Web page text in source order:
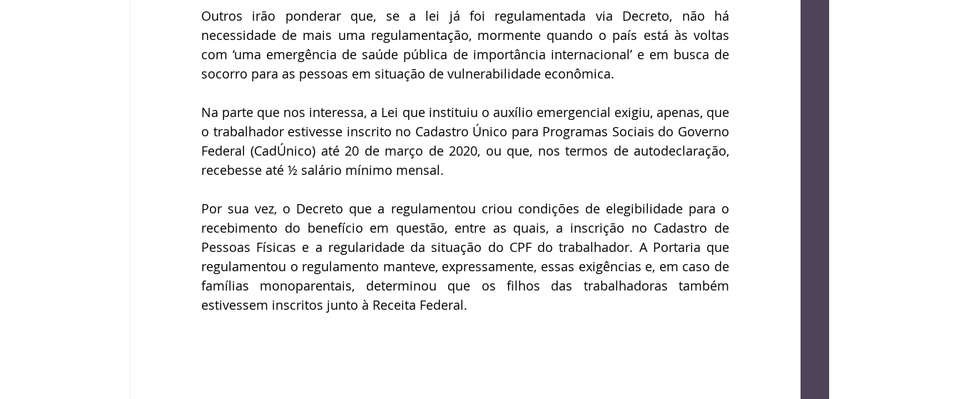
Outros irão ponderar que, se a lei já foi regulamentada via Decreto, não há
necessidade de mais uma regulamentação, mormente quando o país está às voltas
com ‘uma emergência de saúde pública de importância internacional’ e em busca de
socorro para as pessoas em situação de vulnerabilidade econômica.
Na parte que nos interessa, a Lei que instituiu o auxílio emergencial exigiu, apenas, que
o trabalhador estivesse inscrito no Cadastro Único para Programas Sociais do Governo
Federal (CadÚnico) até 20 de março de 2020, ou que, nos termos de autodeclaração,
recebesse até ½ salário mínimo mensal.
Por sua vez, o Decreto que a regulamentou criou condições de elegibilidade para o
recebimento do benefício em questão, entre as quais, a inscrição no Cadastro de
Pessoas Físicas e a regularidade da situação do CPF do trabalhador. A Portaria que
regulamentou o regulamento manteve, expressamente, essas exigências e, em caso de
famílias monoparentais, determinou que os filhos das trabalhadoras também
estivessem inscritos junto à Receita Federal.